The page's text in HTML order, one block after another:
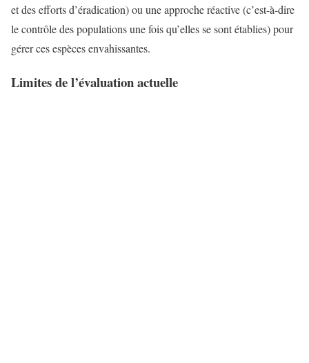
et des efforts d’éradication) ou une approche réactive (c’est-à-dire
le contrôle des populations une fois qu’elles se sont établies) pour
gérer ces espèces envahissantes.
Limites de l’évaluation actuelle